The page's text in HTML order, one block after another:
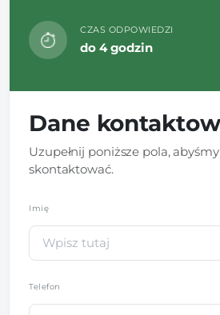
CZAS ODPOWIEDZI
do 4 godzin
Dane
Uzupełnij poniższe pola,
skontaktować.
Imię
Telefon